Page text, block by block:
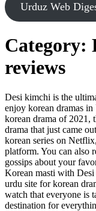
Urduz Web
Category:
reviews
Desi kimchi is the
enjoy korean dramas
korean drama of 2021,
drama that just came
korean series on
platform. You can also
gossips about your
Korean masti with
urdu site for korean
watch that everyone is
destination for